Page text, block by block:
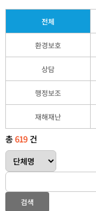
전체
환경보호
상담
행정보조
재해재난
총619건
검색